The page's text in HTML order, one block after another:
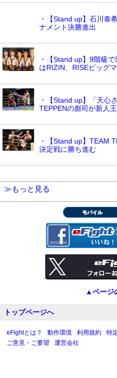
・【Stand up】石川泰
ナメント決勝進出
・【Stand up】9階級
はRIZIN、RISEビッグ
・【Stand up】「天心
TEPPENの彪司が新人王
・【Stand up】TEAM
決定戦に勝ち進む
≫もっと見る
モバイル
▲ページ
トップページへ
eFightとは？ 動作環境 利用規約 特
ご意見・ご要望
運営会社